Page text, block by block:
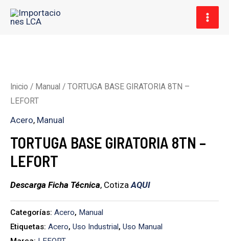
Inicio / Manual / TORTUGA BASE GIRATORIA 8TN –
LEFORT
Acero, Manual
TORTUGA BASE GIRATORIA 8TN –
LEFORT
Descarga Ficha Técnica, CotizaAQUI
Categorías: Acero, Manual
Etiquetas: Acero, Uso Industrial, Uso Manual